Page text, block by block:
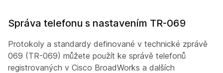
Správa telefonu s nastavením TR-069
Protokoly a standardy definované v technické zprávě
069 (TR-069) můžete použít ke správě telefonů
registrovaných v Cisco BroadWorks a dalších